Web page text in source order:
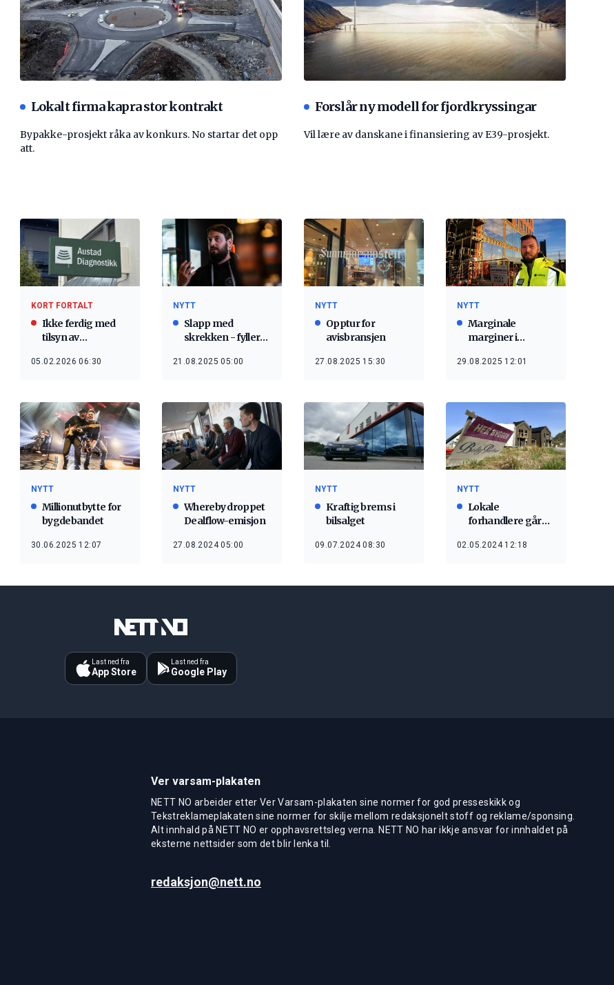
Lokalt firma kapra stor kontrakt
Bypakke-prosjekt råka av konkurs. No startar det opp
att.
Forslår ny modell for fjordkryssingar
Vil lære av danskane i finansiering av E39-prosjekt.
KORT FORTALT
Ikke ferdig med
tilsyn av
05.02.2026 06:30
NYTT
Slapp med
skrekken - fyller
dråper til
21.08.2025 05:00
NYTT
Opptur for
avisbransjen
27.08.2025 15:30
NYTT
Marginale
marginer i
29.08.2025 12:01
NYTT
Millionutbytte for
bygdebandet
30.06.2025 12:07
NYTT
Whereby droppet
Dealflow-emisjon
27.08.2024 05:00
NYTT
Kraftig brems i
bilsalget
09.07.2024 08:30
NYTT
Lokale
forhandlere går
02.05.2024 12:18
Last ned fra
App Store
Last ned fra
Google Play
Ver varsam-plakaten
NETT NO arbeider etter Ver Varsam-plakaten sine normer for god presseskikk og
Tekstreklameplakaten sine normer for skilje mellom redaksjonelt stoff og reklame/sponsing.
Alt innhald på NETT NO er opphavsrettsleg verna. NETT NO har ikkje ansvar for innhaldet på
eksterne nettsider som det blir lenka til.
redaksjon@nett.no